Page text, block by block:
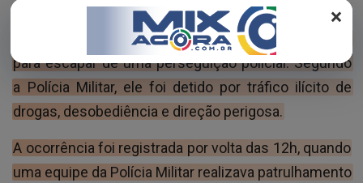
×
Um homem foi preso na tarde desta sexta-feira (29)
após se jogar com uma motocicleta no rio Araguaia
para escapar de uma perseguição policial. Segundo
a Polícia Militar, ele foi detido por tráfico ilícito de
drogas, desobediência e direção perigosa.
A ocorrência foi registrada por volta das 12h, quando
uma equipe da Polícia Militar realizava patrulhamento